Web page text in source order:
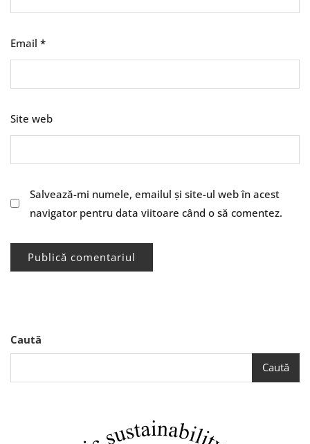
Email *
Site web
Salvează-mi numele, emailul și site-ul web în acest
navigator pentru data viitoare când o să comentez.
Caută
Caută